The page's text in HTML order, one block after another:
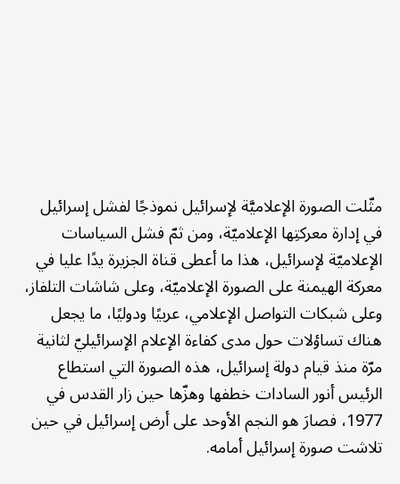
مثّلت الصورة الإعلاميَّة لإسرائيل نموذجًا لفشل إسرائيل
في إدارة معركتِها الإعلاميّة، ومن ثمّ فشل السياسات
الإعلاميّة لإسرائيل، هذا ما أعطى قناة الجزيرة يدًا عليا في
معركة الهيمنة على الصورة الإعلاميّة، وعلى شاشات التلفاز،
وعلى شبكات التواصل الإعلامي، عربيًا ودوليًا، ما يجعل
هناك تساؤلات حول مدى كفاءة الإعلام الإسرائيليّ لثانية
مرّة منذ قيام دولة إسرائيل، هذه الصورة التي استطاع
الرئيس أنور السادات خطفها وهزّها حين زار القدس في
1977، فصارَ هو النجم الأوحد على أرض إسرائيل في حين
تلاشت صورة إسرائيل أمامه.